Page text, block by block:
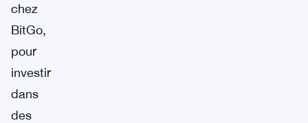
chez
BitGo,
pour
investir
dans
des